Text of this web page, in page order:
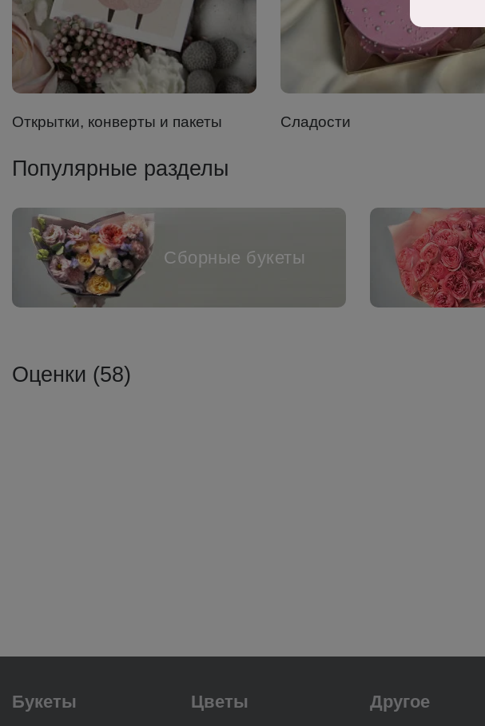
Открытки, конверты и пакеты Сладости
Популярные разделы
Сборные букеты
Оценки (58)
Букеты Цветы Другое